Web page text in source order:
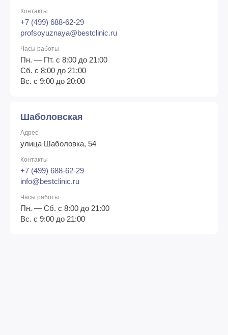
Контакты
+7 (499) 688-62-29
profsoyuznaya@bestclinic.ru
Часы работы
Пн. — Пт. с 8:00 до 21:00
Сб. с 8:00 до 21:00
Вс. с 9:00 до 20:00
Шаболовская
Адрес
улица Шаболовка, 54
Контакты
+7 (499) 688-62-29
info@bestclinic.ru
Часы работы
Пн. — Сб. с 8:00 до 21:00
Вс. с 9:00 до 21:00